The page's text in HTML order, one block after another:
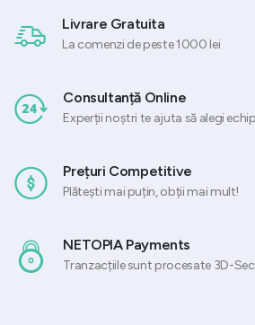
Livrare Gratuita
La comenzi de peste 1000 lei
Consultanță Online
Experții noștri te ajuta să alegi
Prețuri Competitive
Plătești mai puțin, obții mai mult!
NETOPIA Payments
Tranzacțiile sunt procesate 3D-